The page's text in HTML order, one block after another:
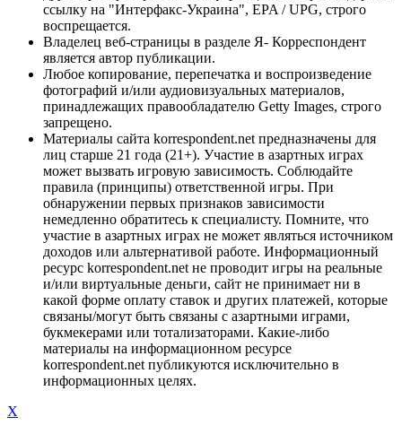
ссылку на "Интерфакс-Украина", EPA / UPG, строго
воспрещается.
Владелец веб-страницы в разделе Я- Корреспондент
является автор публикации.
Любое копирование, перепечатка и воспроизведение
фотографий и/или аудиовизуальных материалов,
принадлежащих правообладателю Getty Images, строго
запрещено.
Материалы сайта korrespondent.net предназначены для
лиц старше 21 года (21+). Участие в азартных играх
может вызвать игровую зависимость. Соблюдайте
правила (принципы) ответственной игры. При
обнаружении первых признаков зависимости
немедленно обратитесь к специалисту. Помните, что
участие в азартных играх не может являться источником
доходов или альтернативой работе. Информационный
ресурс korrespondent.net не проводит игры на реальные
и/или виртуальные деньги, сайт не принимает ни в
какой форме оплату ставок и других платежей, которые
связаны/могут быть связаны с азартными играми,
букмекерами или тотализаторами. Какие-либо
материалы на информационном ресурсе
korrespondent.net публикуются исключительно в
информационных целях.
X